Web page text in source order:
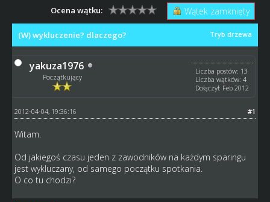
Wątek zamknięty
Ocena wątku:
Tryb drzewa
(W) wykluczenie? dlaczego?
yakuza1976
Początkujący
Liczba postów: 13
Liczba wątków: 4
Dołączył: Feb 2012
#1
2012-04-04, 19:36:16
Witam.
Od jakiegoś czasu jeden z zawodników na każdym sparingu
jest wykluczany, od samego początku spotkania.
O co tu chodzi?